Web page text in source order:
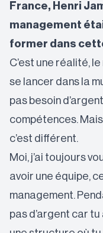
France, Henri
management
former dans
C’est une réalité,
se lancer dans la
pas besoin
compétences.
c’est différent.
Moi, j’ai toujours
avoir une équipe,
management.
pas d’argent car